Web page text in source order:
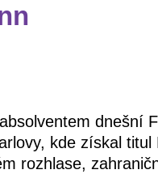
dnešní
kde získal titul
rozhlase,